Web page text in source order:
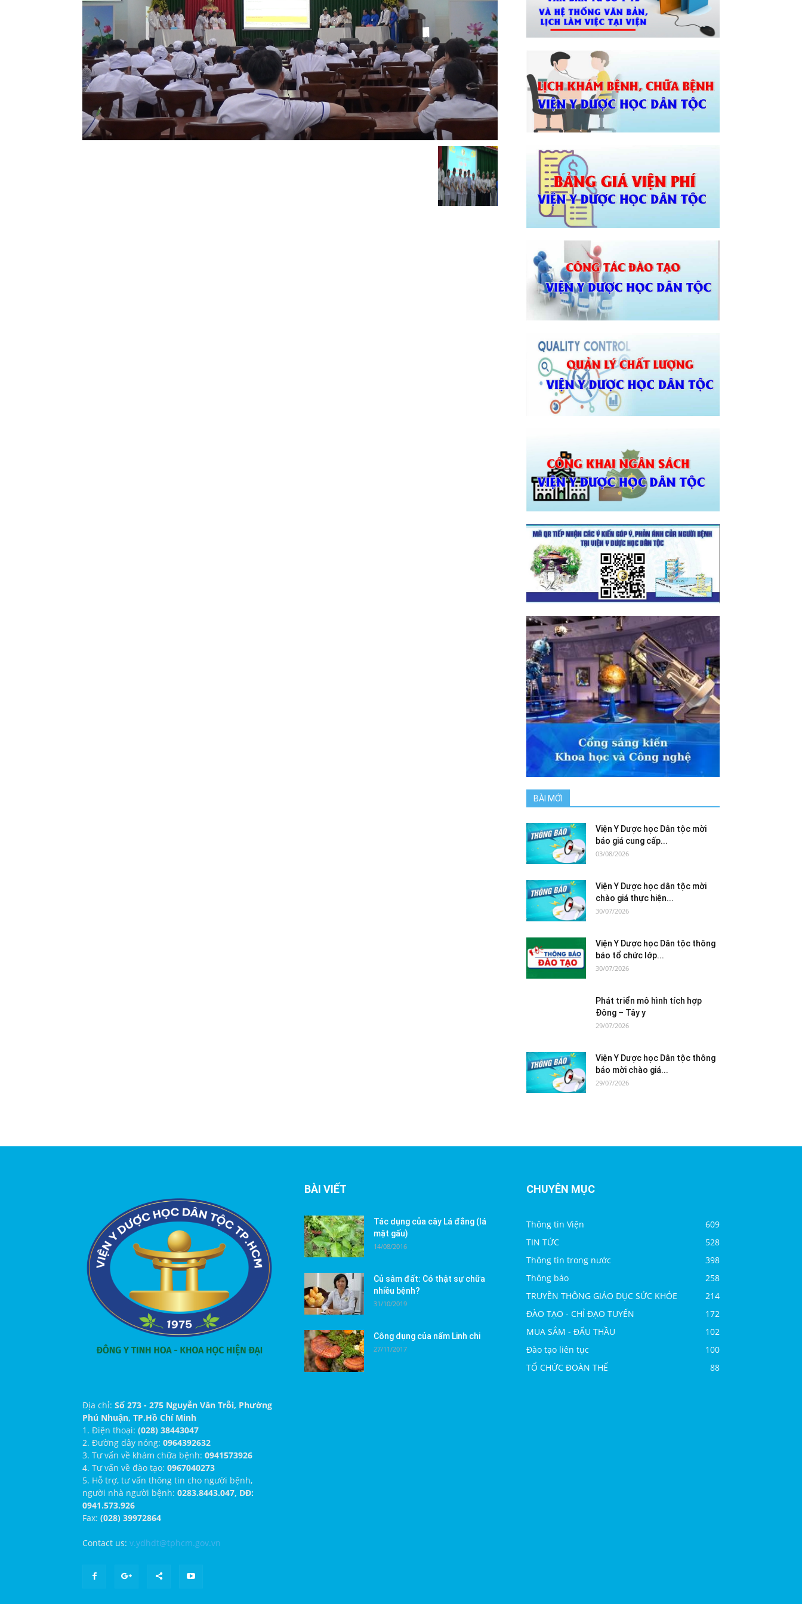
BÀI MỚI
Viện Y Dược học Dân tộc mời
báo giá cung cấp...
03/08/2026
Viện Y Dược học dân tộc mời
chào giá thực hiện...
30/07/2026
Viện Y Dược học Dân tộc thông
báo tổ chức lớp...
30/07/2026
Phát triển mô hình tích hợp
Đông – Tây y
29/07/2026
Viện Y Dược học Dân tộc thông
báo mời chào giá...
29/07/2026
Địa chỉ: Số 273 - 275 Nguyễn Văn Trỗi, Phường
Phú Nhuận, TP.Hồ Chí Minh
1. Điện thoại: (028) 38443047
2. Đường dây nóng: 0964392632
3. Tư vấn về khám chữa bệnh: 0941573926
4. Tư vấn về đào tạo: 0967040273
5. Hỗ trợ, tư vấn thông tin cho người bệnh,
người nhà người bệnh: 0283.8443.047, DĐ:
0941.573.926
Fax: (028) 39972864
Contact us: v.ydhdt@tphcm.gov.vn
BÀI VIẾT
Tác dụng của cây Lá đắng (lá
mật gấu)
14/08/2016
Củ sâm đất: Có thật sự chữa
nhiều bệnh?
31/10/2019
Công dụng của nấm Linh chi
27/11/2017
CHUYÊN MỤC
Thông tin Viện
609
TIN TỨC
528
Thông tin trong nước
398
Thông báo
258
TRUYỀN THÔNG GIÁO DỤC SỨC KHỎE
214
ĐÀO TẠO - CHỈ ĐẠO TUYẾN
172
MUA SẮM - ĐẤU THẦU
102
Đào tạo liên tục
100
TỔ CHỨC ĐOÀN THỂ
88